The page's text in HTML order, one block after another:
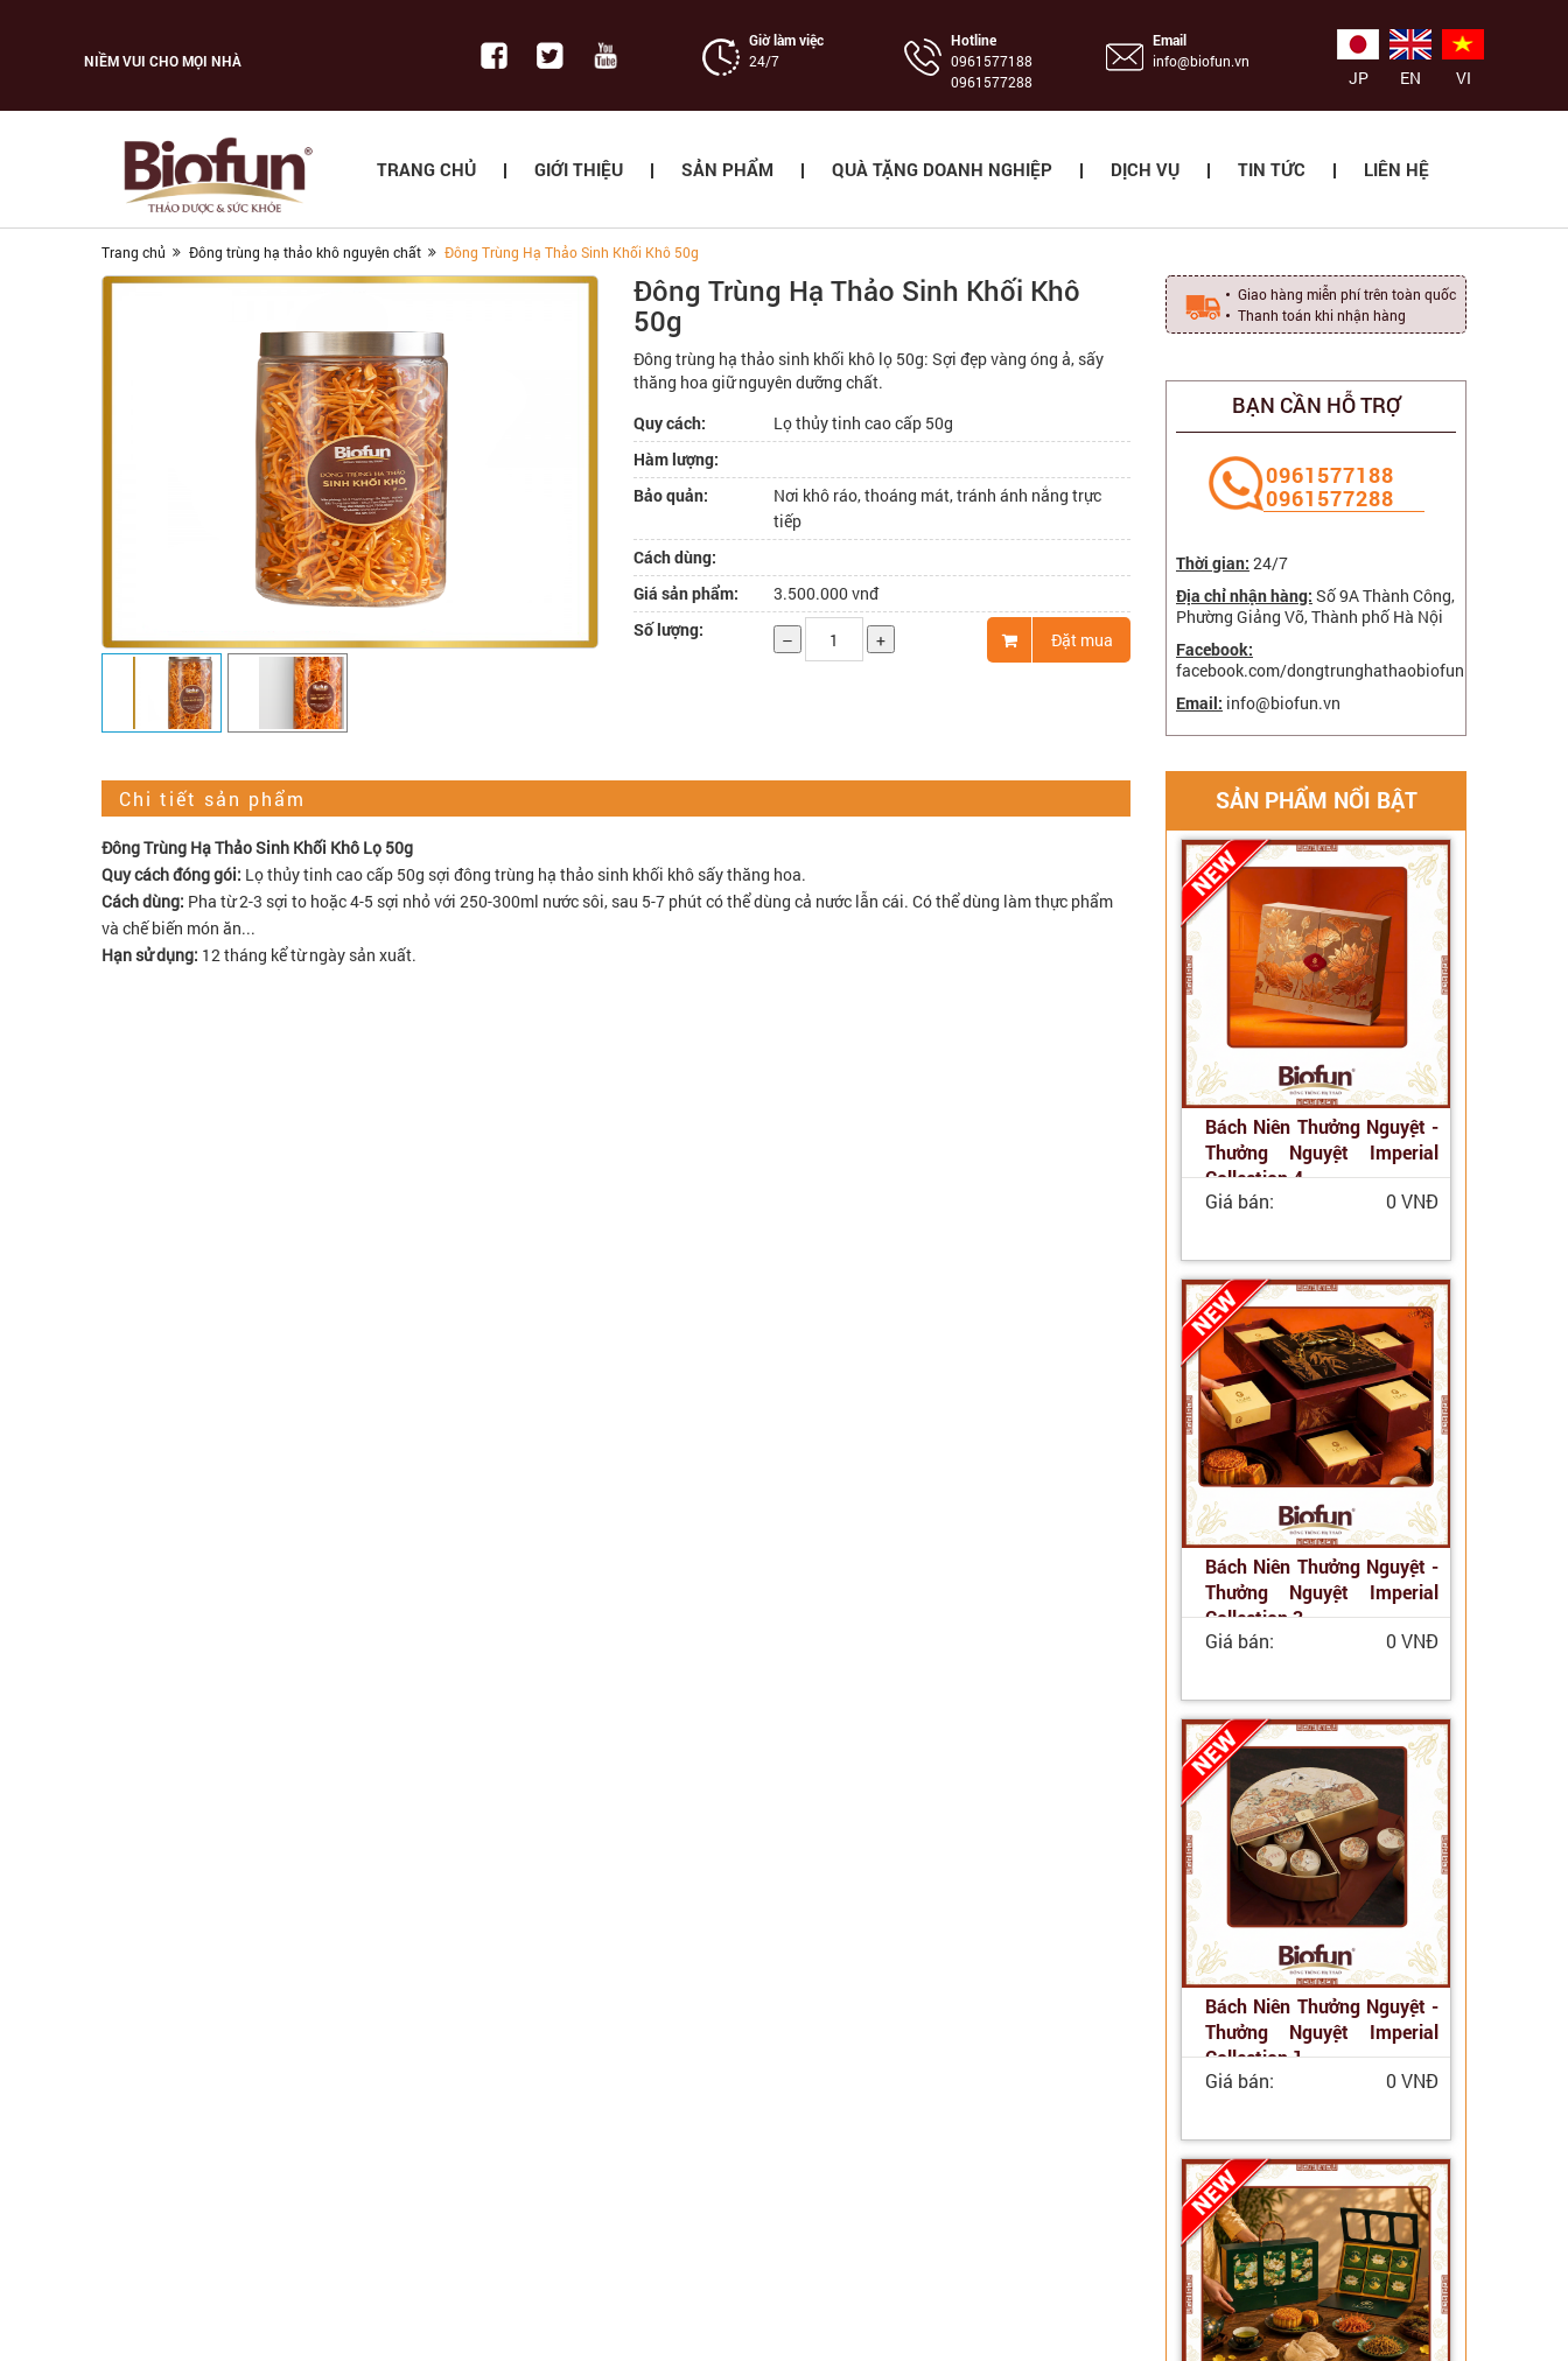
NIỀM VUI CHO MỌI NHÀ
Giờ làm việc
24/7
Hotline
‭0961577188
0961577288
Email
info@biofun.vn
VI
EN
JP
TRANG CHỦ GIỚI THIỆU SẢN PHẨM QUÀ TẶNG DOANH NGHIỆP DỊCH VỤ TIN TỨC LIÊN HỆ
Trang chủ Đông trùng hạ thảo khô nguyên chất Đông Trùng Hạ Thảo Sinh Khối Khô 50g
Đông Trùng Hạ Thảo Sinh Khối Khô
50g
Đông trùng hạ thảo sinh khối khô lọ 50g: Sợi đẹp vàng óng ả, sấy
thăng hoa giữ nguyên dưỡng chất.
Quy cách:
Lọ thủy tinh cao cấp 50g
Hàm lượng:
Bảo quản:
Nơi khô ráo, thoáng mát, tránh ánh nắng trực
tiếp
Cách dùng:
Giá sản phẩm:
3.500.000 vnđ
Số lượng:
– + Đặt mua
Chi tiết sản phẩm
Đông Trùng Hạ Thảo Sinh Khối Khô Lọ 50g
Quy cách đóng gói: Lọ thủy tinh cao cấp 50g sợi đông trùng hạ thảo sinh khối khô sấy thăng hoa.
Cách dùng: Pha từ 2-3 sợi to hoặc 4-5 sợi nhỏ với 250-300ml nước sôi, sau 5-7 phút có thể dùng cả nước lẫn cái. Có thể dùng làm thực phẩm
và chế biến món ăn...
Hạn sử dụng: 12 tháng kể từ ngày sản xuất.
Giao hàng miễn phí trên toàn quốc
Thanh toán khi nhận hàng
BẠN CẦN HỖ TRỢ
‭0961577188
0961577288
Thời gian: 24/7
Địa chỉ nhận hàng: Số 9A Thành Công,
Phường Giảng Võ, Thành phố Hà Nội
Facebook:
facebook.com/dongtrunghathaobiofun
Email: info@biofun.vn
SẢN PHẨM NỔI BẬT
Bách Niên Thưởng Nguyệt -
Thưởng Nguyệt Imperial
Collection 4
Giá bán:
0 VNĐ
Bách Niên Thưởng Nguyệt -
Thưởng Nguyệt Imperial
Collection 3
Giá bán:
0 VNĐ
Bách Niên Thưởng Nguyệt -
Thưởng Nguyệt Imperial
Collection 1
Giá bán:
0 VNĐ